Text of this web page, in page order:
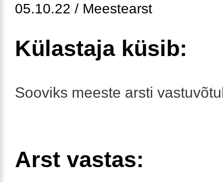
05.10.22 / Meestearst
Külastaja küsib:
Sooviks meeste arsti
Arst vastas: